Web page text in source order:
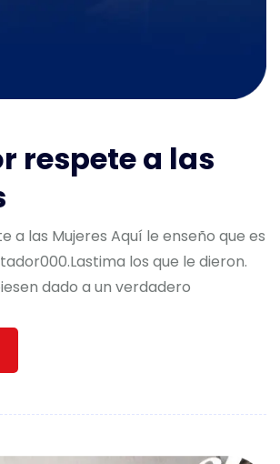
respete a las
a las Mujeres Aquí le enseño que es
los que le dieron.
dado a un verdadero